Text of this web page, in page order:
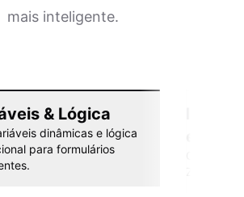
mais inteligente.
& Lógica
dinâmicas e lógica
para formulários